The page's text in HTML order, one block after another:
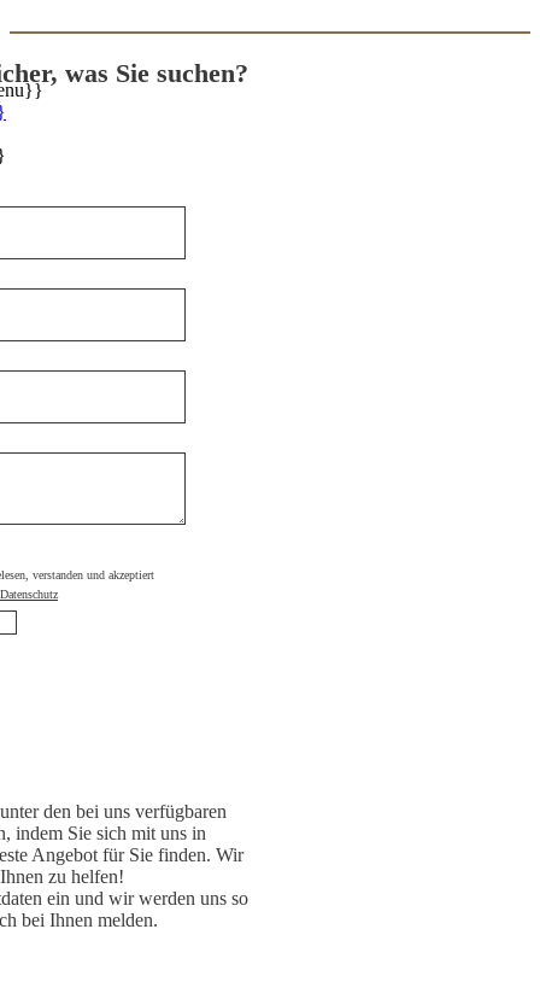
was Sie suchen?
verstanden und akzeptiert
Datenschutz
den bei uns verfügbaren
indem Sie sich mit uns in
Angebot für Sie finden. Wir
zu helfen!
ein und wir werden uns so
bei Ihnen melden.